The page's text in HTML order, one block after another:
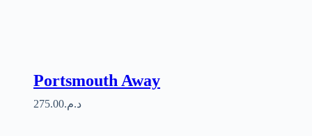
Portsmouth Away
د.م.275.00